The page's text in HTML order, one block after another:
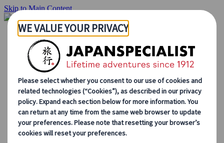
Skip to Main Content
Hjemmesiden
Reiser
Individuelle reiser
Gruppereiser
Kjør-selv ferie
Utflukter
Skreddersydde gruppereiser
Japan Rail Pass
Hvordan vi jobber
Om oss
Vårt team
Bli en del av teamet vårt